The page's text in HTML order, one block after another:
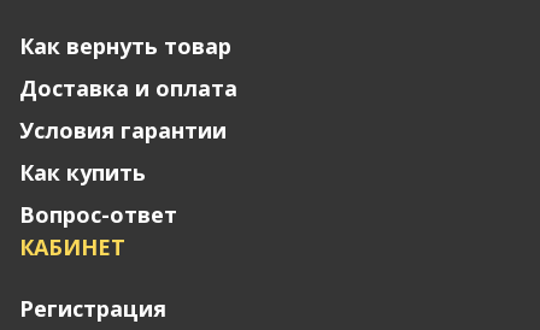
Как вернуть товар
Доставка и оплата
Условия гарантии
Как купить
Вопрос-ответ
КАБИНЕТ
Регистрация